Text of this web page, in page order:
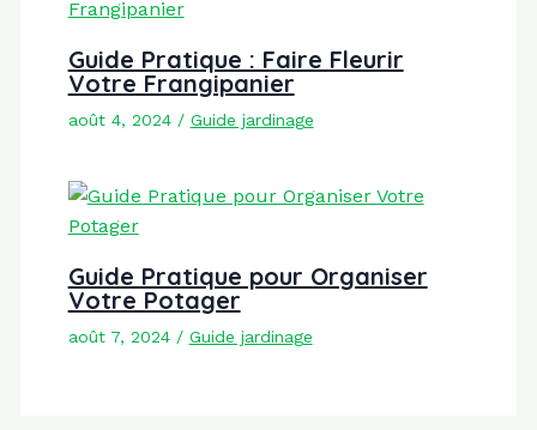
Guide Pratique : Faire Fleurir
Votre Frangipanier
août 4, 2024 / Guide jardinage
Guide Pratique pour Organiser
Votre Potager
août 7, 2024 / Guide jardinage